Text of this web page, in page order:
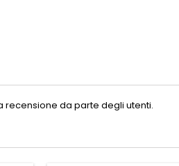
recensione da parte degli utenti.